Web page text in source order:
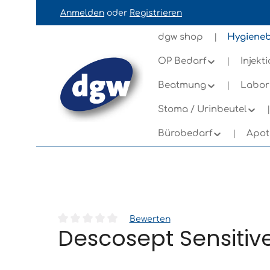
springen Zur Navigation der B2B-Plattform springen
Anmelden oder Registrieren
dgw shop
OP Bedarf
Beatmung
Stoma / Urinbeutel
Bürobedarf
Durchschnittliche Bewertung von 0 von 5 Sternen
Bewerten
Descosept Sensitive